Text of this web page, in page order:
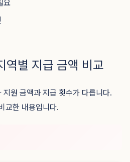
요
역별 지급 금액 비교
원 금액과 지급 횟수가 다릅니다.
교한 내용입니다.